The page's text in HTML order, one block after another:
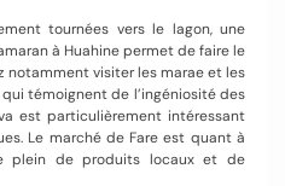
tournées vers le lagon, une
à Huahine permet de faire le
notamment visiter les marae et les
témoignent de l’ingéniosité des
est particulièrement intéressant
Le marché de Fare est quant à
plein de produits locaux et de